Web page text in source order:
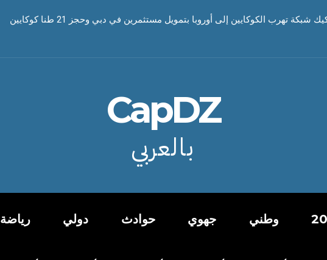
شبكة تهرب الكوكايين إلى أوروبا بتمويل مستثمرين في دبي وحجز 21 طنا كوكايين
CapDZ
بالعربي
وطني جهوي حوادث دولي رياضة